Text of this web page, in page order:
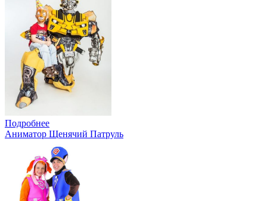
Подробнее
Аниматор Щенячий Патруль